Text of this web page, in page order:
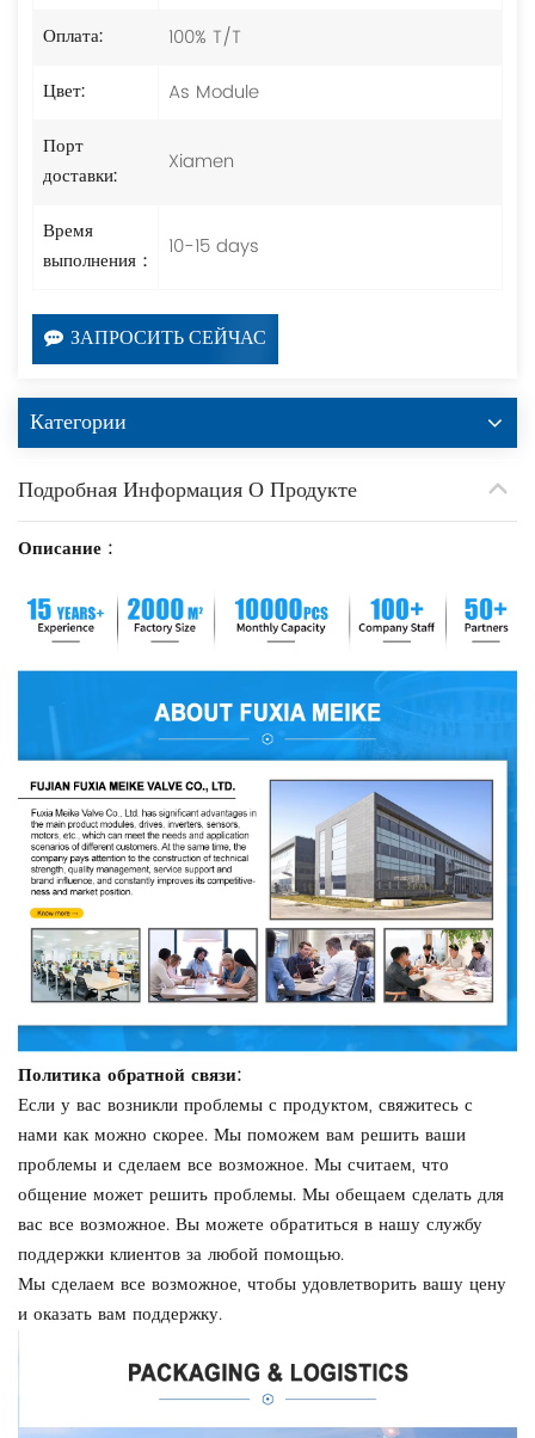
Оплата:
100% T/T
Цвет:
As Module
Порт
доставки:
Xiamen
Время
выполнения：
10-15 days
ЗАПРОСИТЬ СЕЙЧАС
Категории
Подробная Информация О Продукте
Описание :
Политика обратной связи:
Если у вас возникли проблемы с продуктом, свяжитесь с
нами как можно скорее. Мы поможем вам решить ваши
проблемы и сделаем все возможное. Мы считаем, что
общение может решить проблемы. Мы обещаем сделать для
вас все возможное. Вы можете обратиться в нашу службу
поддержки клиентов за любой помощью.
Мы сделаем все возможное, чтобы удовлетворить вашу цену
и оказать вам поддержку.